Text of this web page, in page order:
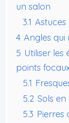
un salon
3.1 Astuces
4 Angles qui
5 Utiliser
points
5.1
5.2 Sols
5.3 Pierres